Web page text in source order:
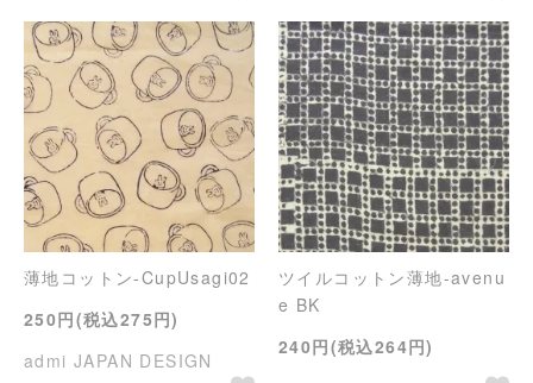
薄地コットン-CupUsagi02
250円(税込275円)
admi JAPAN DESIGN
ツイルコットン薄地-avenu
e BK
240円(税込264円)